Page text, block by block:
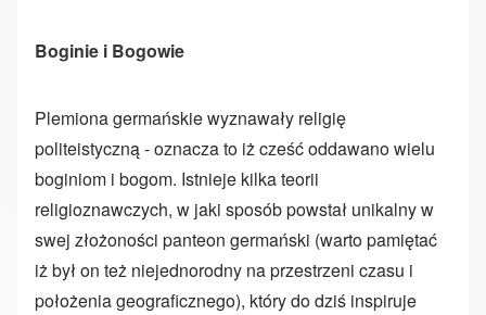
Boginie i Bogowie
Plemiona germańskie wyznawały religię
politeistyczną - oznacza to iż cześć oddawano wielu
boginiom i bogom. Istnieje kilka teorii
religioznawczych, w jaki sposób powstał unikalny w
swej złożoności panteon germański (warto pamiętać
iż był on też niejednorodny na przestrzeni czasu i
położenia geograficznego), który do dziś inspiruje